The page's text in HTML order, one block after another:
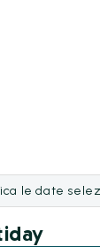
le date